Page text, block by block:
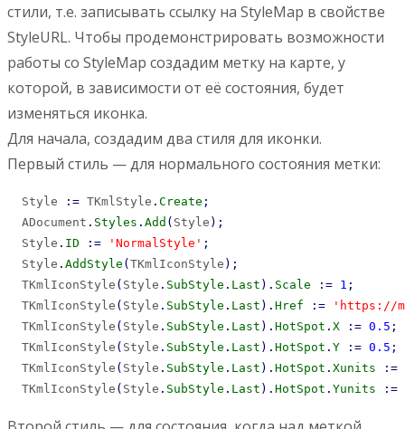
стили, т.е. записывать ссылку на StyleMap в свойстве
StyleURL. Чтобы продемонстрировать возможности
работы со StyleMap создадим метку на карте, у
которой, в зависимости от её состояния, будет
изменяться иконка.
Для начала, создадим два стиля для иконки.
Первый стиль — для нормального состояния метки:
  Style
: = TKmlStyle . Create ;
  ADocument
. Styles . Add ( Style ) ;
  Style
. ID : = 'NormalStyle' ;
  Style
. AddStyle ( TKmlIconStyle ) ;
  TKmlIconStyle
( Style . SubStyle . Last ) . Scale : = 1 ;
  TKmlIconStyle
( Style . SubStyle . Last ) . Href : =
'https://
  TKmlIconStyle
( Style . SubStyle . Last ) . HotSpot . X : = 0.5 ;
  TKmlIconStyle
( Style . SubStyle . Last ) . HotSpot . Y : = 0.5 ;
  TKmlIconStyle
( Style . SubStyle . Last ) . HotSpot . Xunits : =
  TKmlIconStyle
( Style . SubStyle . Last ) . HotSpot . Yunits : =